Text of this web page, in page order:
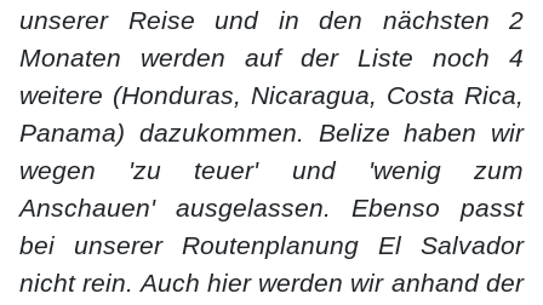
unserer Reise und in den nächsten 2
Monaten werden auf der Liste noch 4
weitere (Honduras, Nicaragua, Costa Rica,
Panama) dazukommen. Belize haben wir
wegen 'zu teuer' und 'wenig zum
Anschauen' ausgelassen. Ebenso passt
bei unserer Routenplanung El Salvador
nicht rein. Auch hier werden wir anhand der